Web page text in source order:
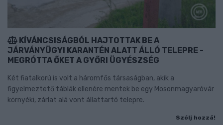
KÍVÁNCSISÁGBÓL HAJTOTTAK BE A
JÁRVÁNYÜGYI KARANTÉN ALATT ÁLLÓ TELEPRE -
MEGRÓTTA ŐKET A GYŐRI ÜGYÉSZSÉG
Két fiatalkorú is volt a háromfős társaságban, akik a
figyelmeztető táblák ellenére mentek be egy Mosonmagyaróvár
környéki, zárlat alá vont állattartó telepre.
Szólj hozzá!